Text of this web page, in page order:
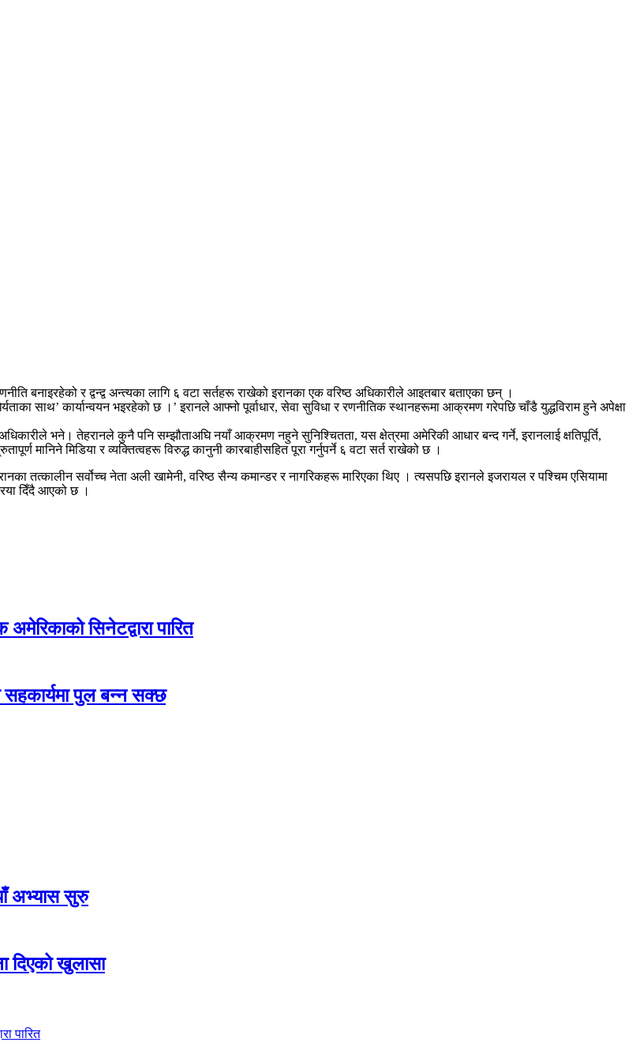
बनाइरहेको र द्वन्द्व अन्त्यका लागि ६ वटा सर्तहरू राखेको इरानका एक वरिष्ठ अधिकारीले आइतबार बताएका छन् ।
साथ’ कार्यान्वयन भइरहेको छ ।’ इरानले आफ्नो पूर्वाधार, सेवा सुविधा र रणनीतिक स्थानहरूमा आक्रमण गरेपछि चाँडै युद्धविराम हुने अपेक्षा
भने। तेहरानले कुनै पनि सम्झौताअघि नयाँ आक्रमण नहुने सुनिश्चितता, यस क्षेत्रमा अमेरिकी आधार बन्द गर्ने, इरानलाई क्षतिपूर्ति,
मानिने मिडिया र व्यक्तित्वहरू विरुद्ध कानुनी कारबाहीसहित पूरा गर्नुपर्ने ६ वटा सर्त राखेको छ ।
तत्कालीन सर्वोच्च नेता अली खामेनी, वरिष्ठ सैन्य कमान्डर र नागरिकहरू मारिएका थिए । त्यसपछि इरानले इजरायल र पश्चिम एसियामा
दिँदै आएको छ ।
सिनेटद्वारा पारित
सहकार्यमा पुल बन्न सक्छ
अभ्यास सुरु
दिएको खुलासा